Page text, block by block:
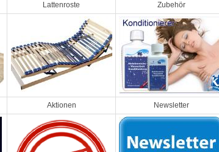
Lattenroste Zubehör
Aktionen Newsletter